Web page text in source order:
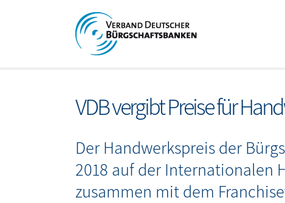
VDB vergibt Preise für
Der Handwerkspreis der
2018 auf der Internationalen
zusammen mit dem